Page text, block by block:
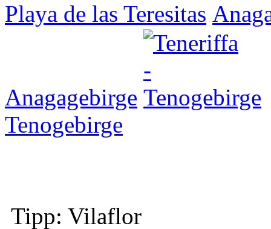
Playa de las Teresitas
Anagagebirge
Tenogebirge
Tipp: Vilaflor